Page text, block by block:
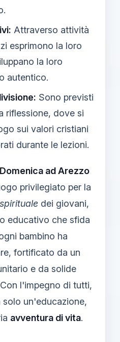
Attraverso attività
esprimono la loro
la loro
autentico.
Sono previsti
riflessione, dove si
sui valori cristiani
durante le lezioni.
ad Arezzo
privilegiato per la
spirituale dei giovani,
educativo che sfida
bambino ha
fortificato da un
e da solide
l'impegno di tutti,
un'educazione,
avventura di vita.